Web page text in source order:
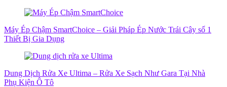
Máy Ép Chậm SmartChoice – Giải Pháp Ép Nước Trái Cây số 1
Thiết Bị Gia Dụng
Dung Dịch Rửa Xe Ultima – Rửa Xe Sạch Như Gara Tại Nhà
Phụ Kiện Ô Tô